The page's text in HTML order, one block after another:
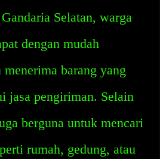
Selatan, warga
dengan mudah
barang yang
jasa pengiriman. Selain
berguna untuk mencari
rumah, gedung, atau